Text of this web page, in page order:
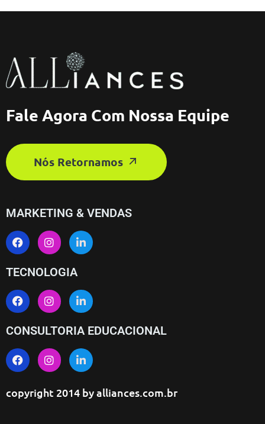
Fale Agora Com Nossa Equipe
Nós Retornamos
MARKETING & VENDAS
TECNOLOGIA
CONSULTORIA EDUCACIONAL
copyright 2014 byalliances.com.br